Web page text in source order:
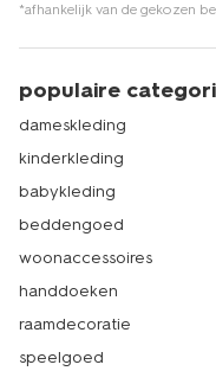
*afhankelijk van de gekozen
populaire
dameskleding
kinderkleding
babykleding
beddengoed
woonaccessoires
handdoeken
raamdecoratie
speelgoed